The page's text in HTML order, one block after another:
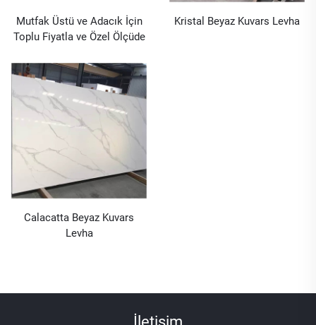
Mutfak Üstü ve Adacık İçin
Toplu Fiyatla ve Özel Ölçüde
Kristal Beyaz Kuvars Levha
Calacatta Beyaz Kuvars
Levha